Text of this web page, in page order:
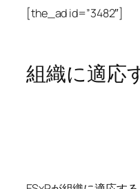
[the_ad id=”3482″]
組織に適応